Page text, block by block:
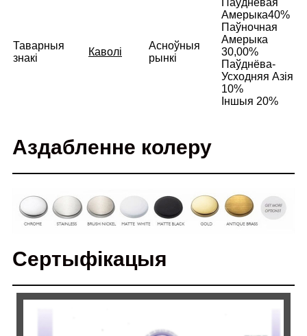
Таварныя
знакі
Каволі
Асноўныя
рынкі
Амерыка40%
Паўночная
Амерыка
30,00%
Паўднёва-
Усходняя Азія
10%
Іншыя 20%
Аздабленне колеру
Сертыфікацыя